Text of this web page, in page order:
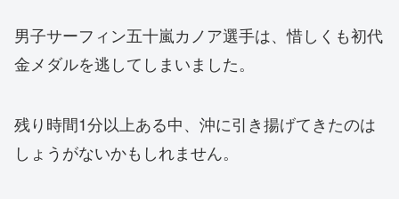
男子サーフィン五十嵐カノア選手は、惜しくも初代
金メダルを逃してしまいました。
残り時間1分以上ある中、沖に引き揚げてきたのは
しょうがないかもしれません。